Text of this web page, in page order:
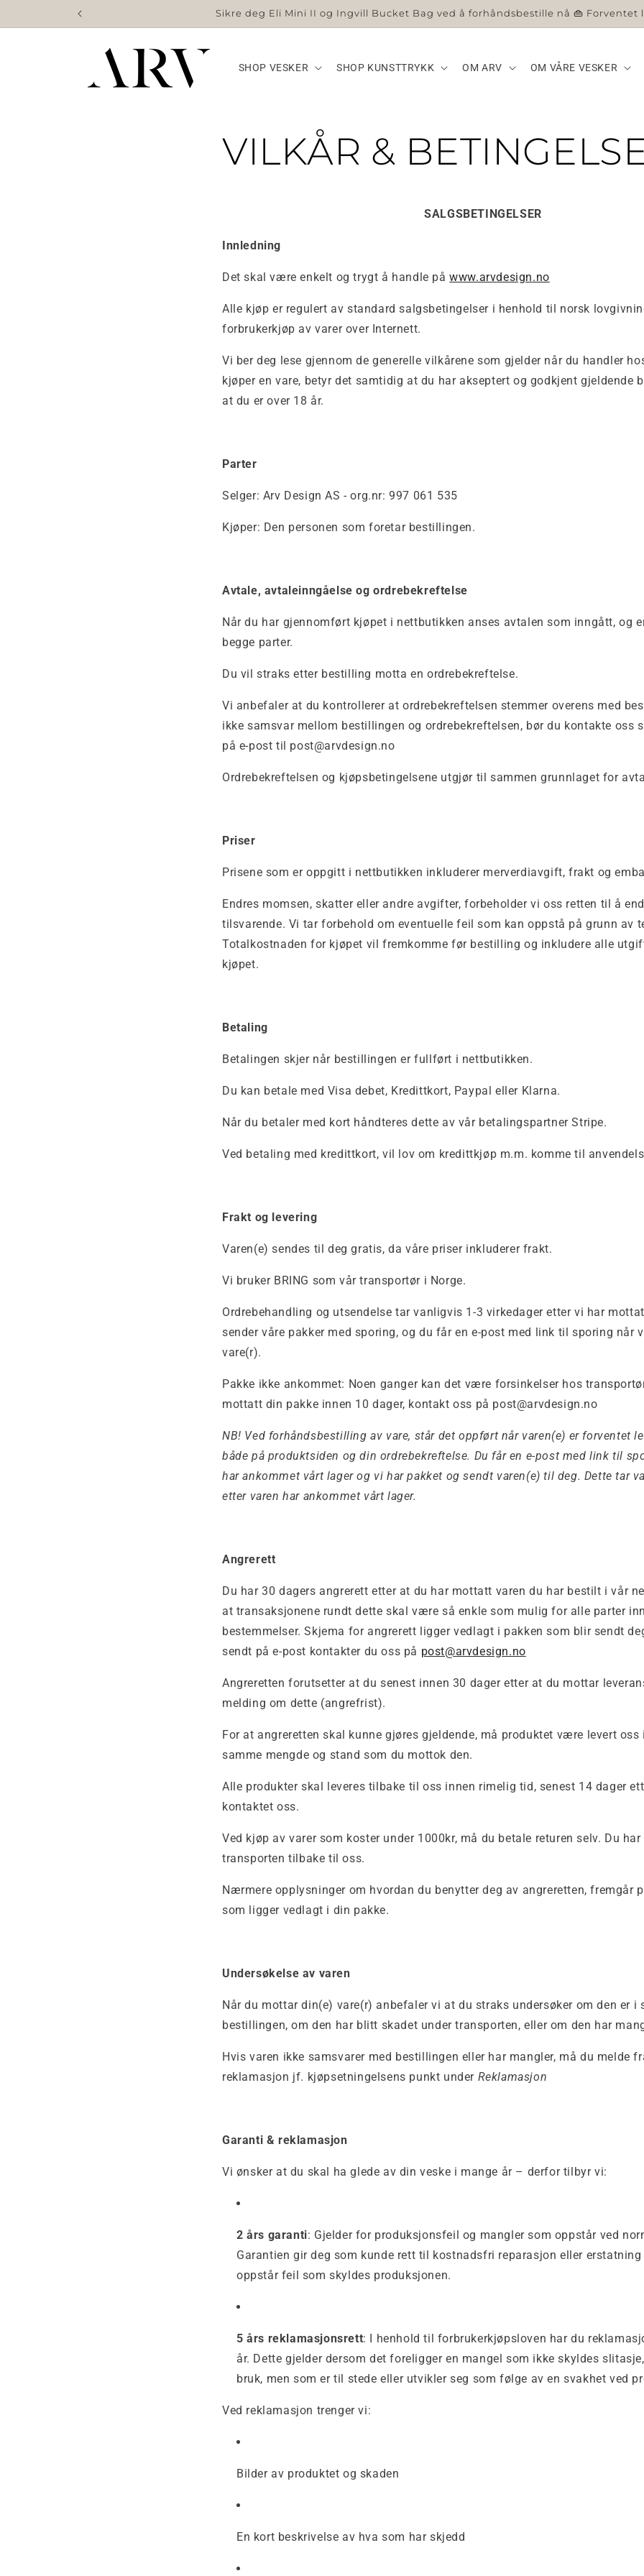
Sikre deg Eli Mini II og Ingvill Bucket Bag ved å forhåndsbestille nå 👜 Forventet
SHOP VESKER SHOP KUNSTTRYKK OM ARV OM VÅRE VESKER
VILKÅR &
SALGSBETINGELSER
Innledning
Det skal være enkelt og trygt å handle påwww.arvdesign.no
Alle kjøp er regulert av standard salgsbetingelser i henhold til norsk
forbrukerkjøp av varer over Internett.
Vi ber deg lese gjennom de generelle vilkårene som gjelder når du handler
kjøper en vare, betyr det samtidig at du har akseptert og godkjent gjeldende
at du er over 18 år.
Parter
Selger: Arv Design AS - org.nr: 997 061 535
Kjøper: Den personen som foretar bestillingen.
Avtale, avtaleinngåelse og ordrebekreftelse
Når du har gjennomført kjøpet i nettbutikken anses avtalen som inngått, og
begge parter.
Du vil straks etter bestilling motta en ordrebekreftelse.
Vi anbefaler at du kontrollerer at ordrebekreftelsen stemmer overens med
ikke samsvar mellom bestillingen og ordrebekreftelsen, bør du kontakte oss
på e-post til post@arvdesign.no
Ordrebekreftelsen og kjøpsbetingelsene utgjør til sammen grunnlaget for
Priser
Prisene som er oppgitt i nettbutikken inkluderer merverdiavgift, frakt og
Endres momsen, skatter eller andre avgifter, forbeholder vi oss retten til å
tilsvarende. Vi tar forbehold om eventuelle feil som kan oppstå på grunn av
Totalkostnaden for kjøpet vil fremkomme før bestilling og inkludere alle
kjøpet.
Betaling
Betalingen skjer når bestillingen er fullført i nettbutikken.
Du kan betale med Visa debet, Kredittkort, Paypal eller Klarna.
Når du betaler med kort håndteres dette av vår betalingspartner Stripe.
Ved betaling med kredittkort, vil lov om kredittkjøp m.m. komme til
Frakt og levering
Varen(e) sendes til deg gratis, da våre priser inkluderer frakt.
Vi bruker BRING som vår transportør i Norge.
Ordrebehandling og utsendelse tar vanligvis 1-3 virkedager etter vi har
sender våre pakker med sporing, og du får en e-post med link til sporing når
vare(r).
Pakke ikke ankommet: Noen ganger kan det være forsinkelser hos
mottatt din pakke innen 10 dager, kontakt oss på post@arvdesign.no
NB! Ved forhåndsbestilling av vare, står det oppført når varen(e) er forventet
både på produktsiden og din ordrebekreftelse. Du får en e-post med link til
har ankommet vårt lager og vi har pakket og sendt varen(e) til deg. Dette tar
etter varen har ankommet vårt lager.
Angrerett
Du har 30 dagers angrerett etter at du har mottatt varen du har bestilt i vår
at transaksjonene rundt dette skal være så enkle som mulig for alle parter
bestemmelser. Skjema for angrerett ligger vedlagt i pakken som blir sendt
sendt på e-post kontakter du oss på post@arvdesign.no
Angreretten forutsetter at du senest innen 30 dager etter at du mottar
melding om dette (angrefrist).
For at angreretten skal kunne gjøres gjeldende, må produktet være levert
samme mengde og stand som du mottok den.
Alle produkter skal leveres tilbake til oss innen rimelig tid, senest 14 dager
kontaktet oss.
Ved kjøp av varer som koster under 1000kr, må du betale returen selv. Du
transporten tilbake til oss.
Nærmere opplysninger om hvordan du benytter deg av angreretten, fremgår
som ligger vedlagt i din pakke.
Undersøkelse av varen
Når du mottar din(e) vare(r) anbefaler vi at du straks undersøker om den er i
bestillingen, om den har blitt skadet under transporten, eller om den har
Hvis varen ikke samsvarer med bestillingen eller har mangler, må du melde
reklamasjon jf. kjøpsetningelsens punkt under Reklamasjon
Garanti & reklamasjon
Vi ønsker at du skal ha glede av din veske i mange år – derfor tilbyr vi:
2 års garanti: Gjelder for produksjonsfeil og mangler som oppstår ved
Garantien gir deg som kunde rett til kostnadsfri reparasjon eller
oppstår feil som skyldes produksjonen.
5 års reklamasjonsrett: I henhold til forbrukerkjøpsloven har du
år. Dette gjelder dersom det foreligger en mangel som ikke skyldes
bruk, men som er til stede eller utvikler seg som følge av en svakhet ved
Ved reklamasjon trenger vi:
Bilder av produktet og skaden
En kort beskrivelse av hva som har skjedd